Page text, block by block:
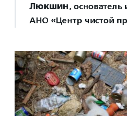
Люкшин, основатель
АНО «Центр чистой